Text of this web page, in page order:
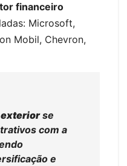
financeiro
Microsoft,
Mobil, Chevron,
se
com a
e